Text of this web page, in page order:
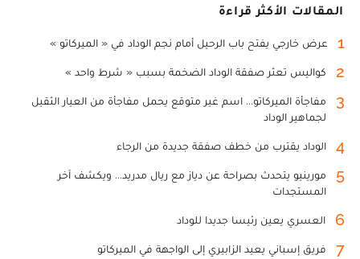
المقالات الأكثر قراءة
1 عرض خارجي يفتح باب الرحيل أمام نجم الوداد في « الميركاتو »
2 كواليس تعثر صفقة الوداد الضخمة بسبب « شرط واحد »
3
مفاجأة الميركاتو... اسم غير متوقع يحمل مفاجأة من العيار الثقيل
لجماهير الوداد
4 الوداد يقترب من خطف صفقة جديدة من الرجاء
5
مورينيو يتحدث بصراحة عن دياز مع ريال مدريد... ويكشف آخر
المستجدات
6 العسري يعين رئيسا جديدا للوداد
7 فريق إسباني يعيد الزابيري إلى الواجهة في الميركاتو